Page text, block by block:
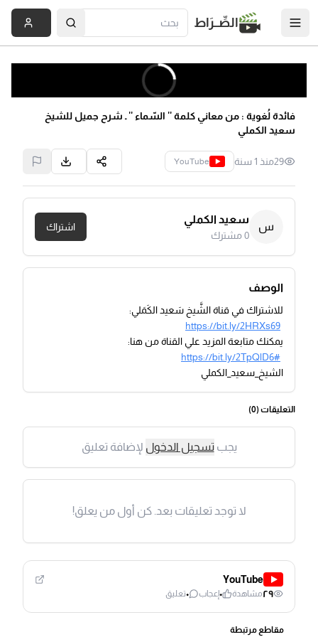
الصِّــرَاط
فائدة لُغوية : من معاني كلمة '' السّماء '' ـ شرح جميل للشيخ
سعيد الكملي
29منذ 1 سنة YouTube
س
سعيد الكملي
0مشترك
اشتراك
الوصف
للاشتراك في قناة الشَّيخ سَعيد الكَمَلي:
https://bit.ly/2HRXs69
يمكنك متابعة المزيد علي القناة من هنا:
https://bit.ly/2TpQlD6#
الشيخ_سعيد_الكملي
التعليقات (0
)
يجبتسجيل الدخول لإضافة تعليق
لا توجد تعليقات بعد. كن أول من يعلق!
YouTube
٢٩مشاهدة ٠إعجاب ٠تعليق
مقاطع مرتبطة